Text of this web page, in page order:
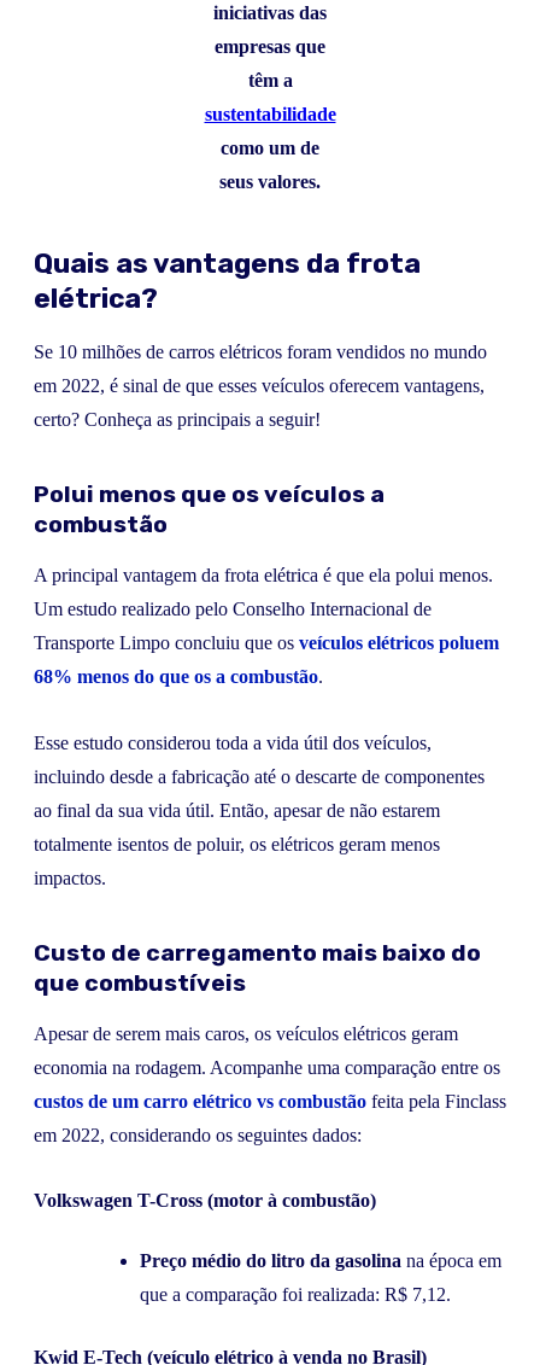
iniciativas das
empresas que
têm a
sustentabilidade
como um de
seus valores.
Quais as vantagens da frota
elétrica?
Se 10 milhões de carros elétricos foram vendidos no mundo
em 2022, é sinal de que esses veículos oferecem vantagens,
certo? Conheça as principais a seguir!
Polui menos que os veículos a
combustão
A principal vantagem da frota elétrica é que ela polui menos.
Um estudo realizado pelo Conselho Internacional de
Transporte Limpo concluiu que os veículos elétricos poluem
68% menos do que os a combustão.
Esse estudo considerou toda a vida útil dos veículos,
incluindo desde a fabricação até o descarte de componentes
ao final da sua vida útil. Então, apesar de não estarem
totalmente isentos de poluir, os elétricos geram menos
impactos.
Custo de carregamento mais baixo do
que combustíveis
Apesar de serem mais caros, os veículos elétricos geram
economia na rodagem. Acompanhe uma comparação entre os
custos de um carro elétrico vs combustão feita pela Finclass
em 2022, considerando os seguintes dados:
Volkswagen T-Cross (motor à combustão)
Preço médio do litro da gasolina na época em
que a comparação foi realizada: R$ 7,12.
Kwid E-Tech (veículo elétrico à venda no Brasil)